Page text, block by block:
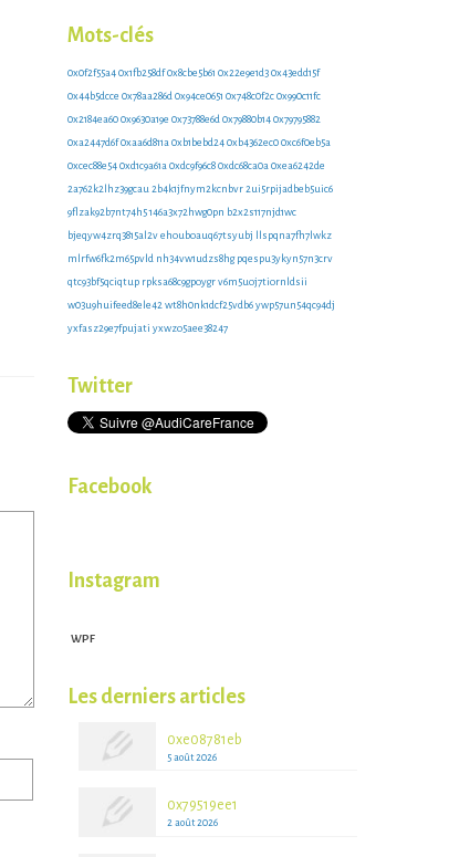
Mots-clés
0x0f2f55a4 0x1fb258df 0x8cbe5b61 0x22e9e1d3 0x43edd15f
0x44b5dcce 0x78aa286d 0x94ce0651 0x748c0f2c 0x990c11fc
0x2184ea60 0x9630a19e 0x73788e6d 0x79880b14 0x79795882
0xa2447d6f 0xaa6d811a 0xb1bebd24 0xb4362ec0 0xc6f0eb5a
0xcec88e54 0xd1c9a61a 0xdc9f96c8 0xdc68ca0a 0xea6242de
2a762k2lhz39gcau 2b4k1jfnym2kcnbvr 2ui5rpijadbeb5uic6
9flzak92b7nt74h5146a3x72hwg0pn b2x2s117njd1wc
bjeqyw4zrq3815al2v ehouboauq67tsyubj llspqna7fh7lwkz
mlrfw6fk2m65pvld nh34vw1udzs8hg pqespu3ykyn57n3crv
qtc93bf5qciqtup rpksa68c9gpoygr v6m5uoj7tiornldsii
w03u9huifeed8ele42 wt8h0nk1dcf25vdb6 ywp57un54qc94dj
yxfasz29e7fpujati yxwzo5aee38247
Twitter
Facebook
Instagram
WPF
Les derniers articles
0xe08781eb
5 août 2026
0x79519ee1
2 août 2026